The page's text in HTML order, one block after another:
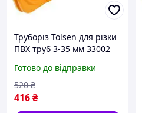
Труборіз Tolsen для різки
ПВХ труб 3-35 мм 33002
Готово до відправки
416₴
520 ₴